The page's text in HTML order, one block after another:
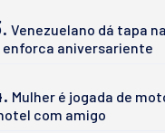
Venezuelano dá tapa
enforca aniversariente
Mulher é jogada de
com amigo